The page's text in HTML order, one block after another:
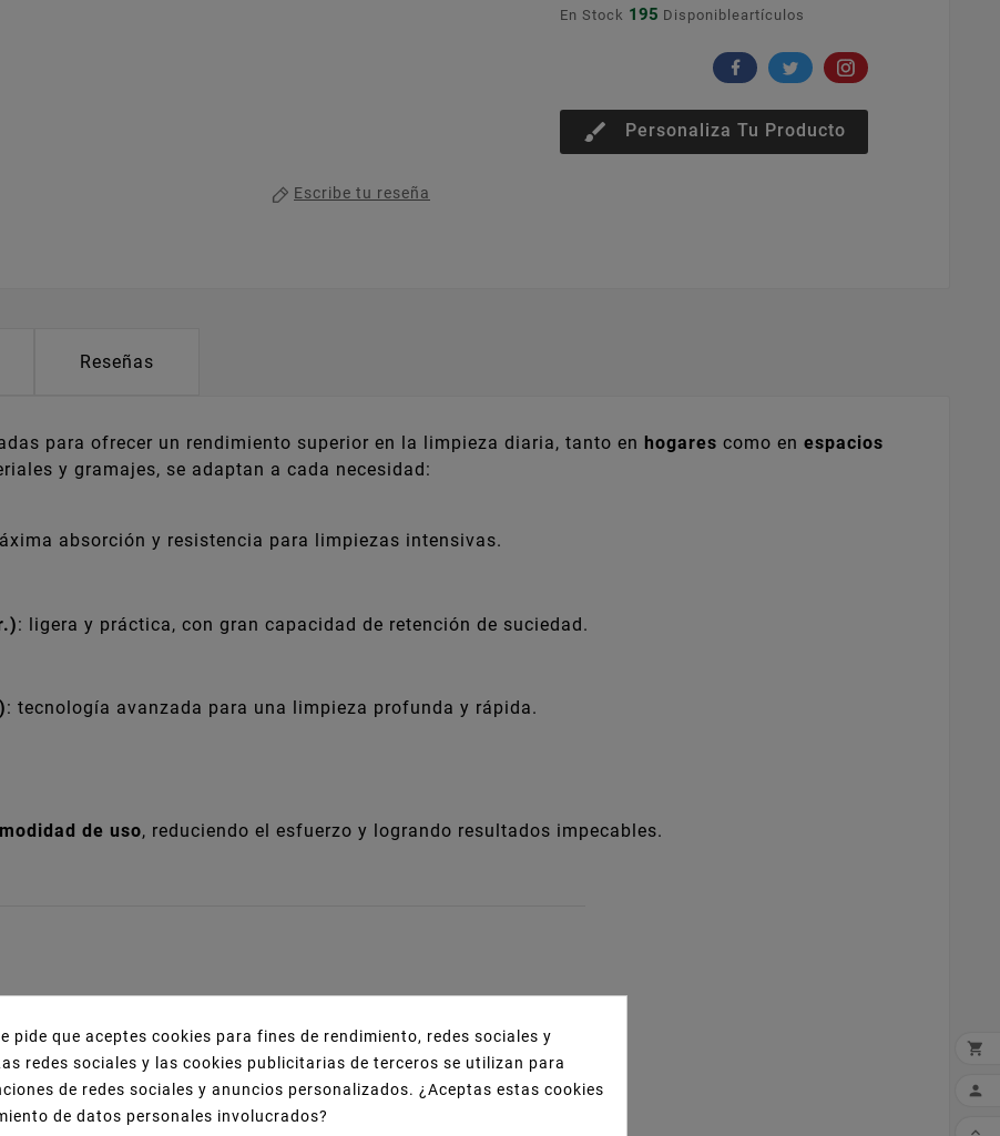
En Stock 195 Disponibleartículos
brush Personaliza Tu Producto
Escribe tu reseña
Reseñas
para ofrecer un rendimiento superior en la limpieza diaria, tanto en hogares como en espacios
y gramajes, se adaptan a cada necesidad:
absorción y resistencia para limpiezas intensivas.
: ligera y práctica, con gran capacidad de retención de suciedad.
: tecnología avanzada para una limpieza profunda y rápida.
de uso, reduciendo el esfuerzo y logrando resultados impecables.
y limpieza profesional
estándar



pide que aceptes cookies para fines de rendimiento, redes sociales y
redes sociales y las cookies publicitarias de terceros se utilizan para
de redes sociales y anuncios personalizados. ¿Aceptas estas cookies
de datos personales involucrados?